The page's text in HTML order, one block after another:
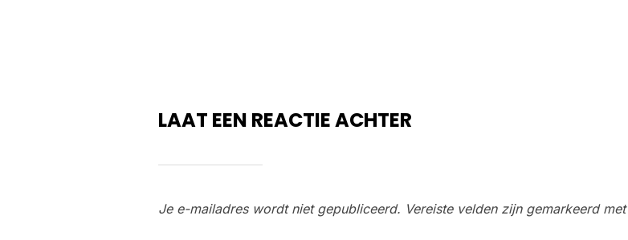
LAAT EEN REACTIE ACHTER
Je e-mailadres wordt niet gepubliceerd. Vereiste velden zijn gemarkeerd met